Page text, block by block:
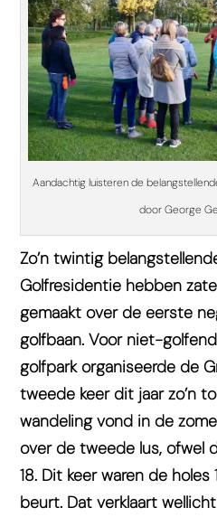
Aandachtig luisteren de
door George
Zo’n twintig
Golfresidentie hebben
gemaakt over de eerste
golfbaan. Voor niet-
golfpark organiseerde de
tweede keer dit jaar zo’n
wandeling vond in de
over de tweede lus, ofwel
18. Dit keer waren de
beurt. Dat verklaart